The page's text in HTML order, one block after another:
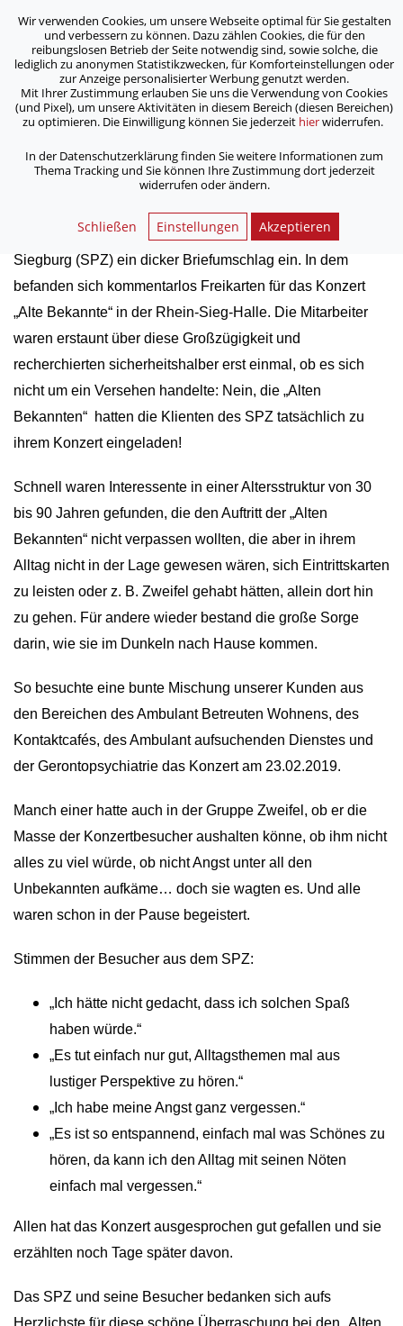
ASB Bonn/Rhein-Sieg/Eifel e.V.
bewegt Menschen
Home / Aktuelles / „Alte Bekannte“
„Alte Bekannte“
Anfang Februar ging im Sozialpsychiatrischen Zentrum
Siegburg (SPZ) ein dicker Briefumschlag ein. In dem
befanden sich kommentarlos Freikarten für das Konzert
„Alte Bekannte“ in der Rhein-Sieg-Halle. Die Mitarbeiter
waren erstaunt über diese Großzügigkeit und
recherchierten sicherheitshalber erst einmal, ob es sich
nicht um ein Versehen handelte: Nein, die „Alten
Bekannten“ hatten die Klienten des SPZ tatsächlich zu
ihrem Konzert eingeladen!
Schnell waren Interessente in einer Altersstruktur von 30
bis 90 Jahren gefunden, die den Auftritt der „Alten
Bekannten“ nicht verpassen wollten, die aber in ihrem
Alltag nicht in der Lage gewesen wären, sich Eintrittskarten
zu leisten oder z. B. Zweifel gehabt hätten, allein dort hin
zu gehen. Für andere wieder bestand die große Sorge
darin, wie sie im Dunkeln nach Hause kommen.
So besuchte eine bunte Mischung unserer Kunden aus
den Bereichen des Ambulant Betreuten Wohnens, des
Kontaktcafés, des Ambulant aufsuchenden Dienstes und
der Gerontopsychiatrie das Konzert am 23.02.2019.
Manch einer hatte auch in der Gruppe Zweifel, ob er die
Masse der Konzertbesucher aushalten könne, ob ihm nicht
alles zu viel würde, ob nicht Angst unter all den
Unbekannten aufkäme… doch sie wagten es. Und alle
waren schon in der Pause begeistert.
Stimmen der Besucher aus dem SPZ:
„Ich hätte nicht gedacht, dass ich solchen Spaß
haben würde.“
„Es tut einfach nur gut, Alltagsthemen mal aus
lustiger Perspektive zu hören.“
„Ich habe meine Angst ganz vergessen.“
„Es ist so entspannend, einfach mal was Schönes zu
hören, da kann ich den Alltag mit seinen Nöten
einfach mal vergessen.“
Allen hat das Konzert ausgesprochen gut gefallen und sie
erzählten noch Tage später davon.
Das SPZ und seine Besucher bedanken sich aufs
Wir verwenden Cookies, um unsere Webseite optimal für Sie gestalten
und verbessern zu können. Dazu zählen Cookies, die für den
reibungslosen Betrieb der Seite notwendig sind, sowie solche, die
lediglich zu anonymen Statistikzwecken, für Komforteinstellungen oder
zur Anzeige personalisierter Werbung genutzt werden.
Mit Ihrer Zustimmung erlauben Sie uns die Verwendung von Cookies
(und Pixel), um unsere Aktivitäten in diesem Bereich (diesen Bereichen)
zu optimieren. Die Einwilligung können Sie jederzeit hierwiderrufen.
In der Datenschutzerklärung finden Sie weitere Informationen zum
Thema Tracking und Sie können Ihre Zustimmung dort jederzeit
widerrufen oder ändern.
Schließen Einstellungen Akzeptieren